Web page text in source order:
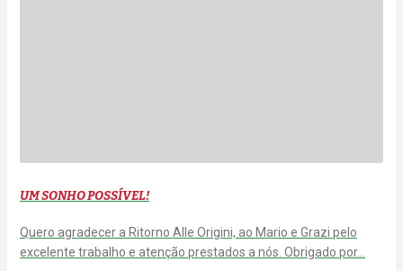
UM SONHO POSSÍVEL!
Quero agradecer a Ritorno Alle Origini, ao Mario e Grazi pelo
excelente trabalho e atenção prestados a nós. Obrigado por…